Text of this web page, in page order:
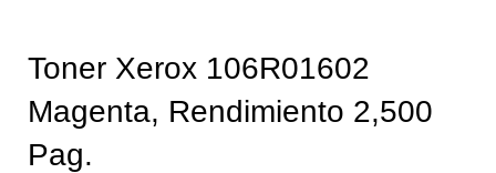
Toner Xerox 106R01602
Magenta, Rendimiento 2,500
Pag.